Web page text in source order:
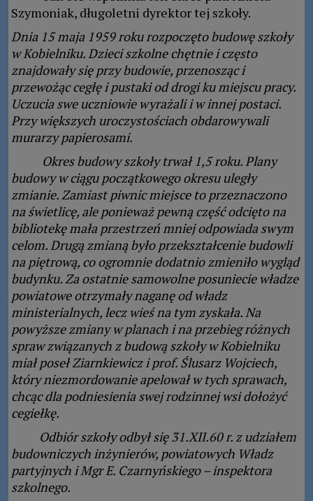
Szymoniak, długoletni dyrektor tej szkoły.
Dnia 15 maja 1959 roku rozpoczęto budowę szkoły
w Kobielniku. Dzieci szkolne chętnie i często
znajdowały się przy budowie, przenosząc i
przewożąc cegłę i pustaki od drogi ku miejscu pracy.
Uczucia swe uczniowie wyrażali i w innej postaci.
Przy większych uroczystościach obdarowywali
murarzy papierosami.
Okres budowy szkoły trwał 1,5 roku. Plany
budowy w ciągu początkowego okresu uległy
zmianie. Zamiast piwnic miejsce to przeznaczono
na świetlicę, ale ponieważ pewną część odcięto na
bibliotekę mała przestrzeń mniej odpowiada swym
celom. Drugą zmianą było przekształcenie budowli
na piętrową, co ogromnie dodatnio zmieniło wygląd
budynku. Za ostatnie samowolne posuniecie władze
powiatowe otrzymały naganę od władz
ministerialnych, lecz wieś na tym zyskała. Na
powyższe zmiany w planach i na przebieg różnych
spraw związanych z budową szkoły w Kobielniku
miał poseł Ziarnkiewicz i prof. Ślusarz Wojciech,
który niezmordowanie apelował w tych sprawach,
chcąc dla podniesienia swej rodzinnej wsi dołożyć
cegiełkę.
Odbiór szkoły odbył się 31.XII.60 r. z udziałem
budowniczych inżynierów, powiatowych Władz
partyjnych i Mgr E. Czarnyńskiego – inspektora
szkolnego.